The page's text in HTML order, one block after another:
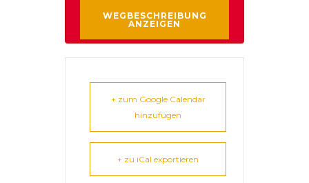
+ zum Google Calendar
hinzufügen
+ zu iCal exportieren